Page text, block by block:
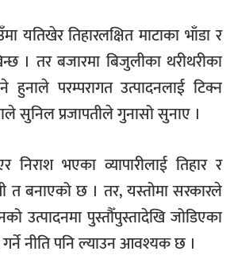
यतिखेर तिहारलक्षित माटाका भाँडा र
। तर बजारमा बिजुलीका थरीथरीका
हुनाले परम्परागत उत्पादनलाई टिक्न
सुनिल प्रजापतीले गुनासो सुनाए ।
भएका व्यापारीलाई तिहार र
बनाएको छ । तर, यस्तोमा सरकारले
उत्पादनमा पुस्तौँपुस्तादेखि जोडिएका
गर्ने नीति पनि ल्याउन आवश्यक छ ।